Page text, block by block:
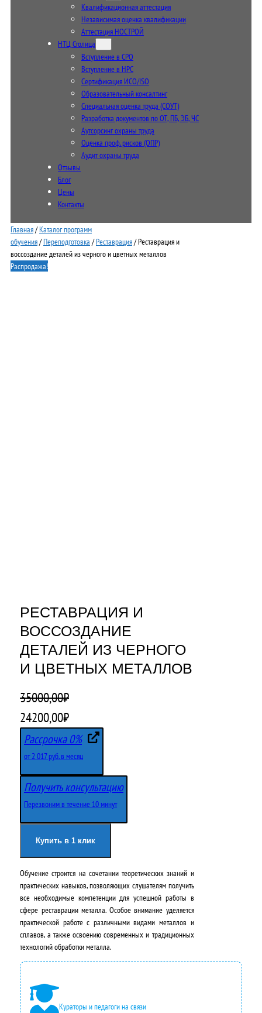
Квалификационная аттестация
Независимая оценка квалификации
Аттестация НОСТРОЙ
НТЦ Столица
Вступление в СРО
Вступление в НРС
Сертификация ИСО/ISO
Образовательный консалтинг
Специальная оценка труда (СОУТ)
Разработка документов по ОТ, ПБ, ЭБ, ЧС
Аутсорсинг охраны труда
Оценка проф. рисков (ОПР)
Аудит охраны труда
Отзывы
Блог
Цены
Контакты
Главная/Каталог программ
обучения/Переподготовка /Реставрация/ Реставрация и
воссоздание деталей из черного и цветных металлов
Распродажа!
РЕСТАВРАЦИЯ И
ВОССОЗДАНИЕ
ДЕТАЛЕЙ ИЗ ЧЕРНОГО
И ЦВЕТНЫХ МЕТАЛЛОВ
35000,00₽
П
р
в
о
ч
а
л
ь
н
а
я
ц
24200,00₽Т
е
к
у
щ
я
ц
е
н
а
:
2
Рассрочка 0%
от 2 017 руб. в месяц
Получить консультацию
Перезвоним в течение 10 минут
Купить в 1 клик
Обучение строится на сочетании теоретических знаний и
практических навыков, позволяющих слушателям получить
все необходимые компетенции для успешной работы в
сфере реставрации металла. Особое внимание уделяется
практической работе с различными видами металлов и
сплавов, а также освоению современных и традиционных
технологий обработки металла.
Кураторы и педагоги на связи